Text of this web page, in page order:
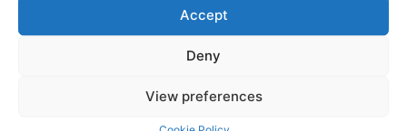
Accept
Deny
View preferences
https://www.instagram.com/internetpaokfans
#paok #paokfans #παοκ #thessaloniki